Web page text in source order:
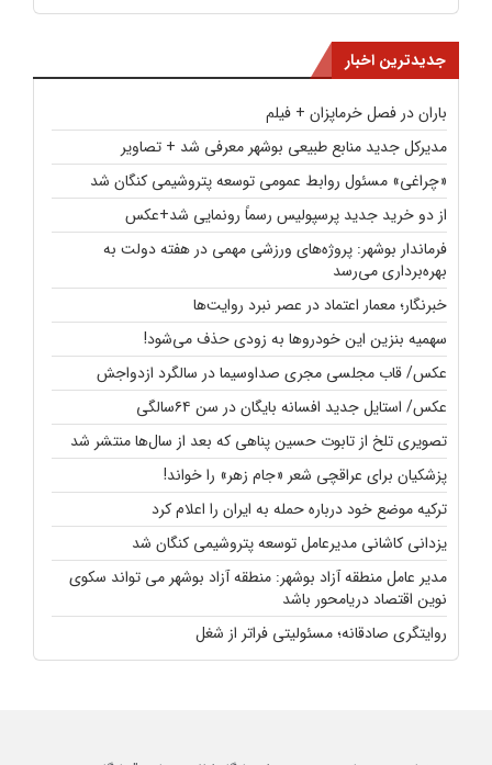
جدیدترین اخبار
باران در فصل خرماپزان + فیلم
مدیرکل جدید منابع طبیعی بوشهر معرفی شد + تصاویر
«چراغی» مسئول روابط عمومی توسعه پتروشیمی کنگان شد
از دو خرید جدید پرسپولیس رسماً رونمایی شد+عکس
فرماندار بوشهر: پروژه‌های ورزشی مهمی در هفته دولت به
بهره‌برداری می‌رسد
خبرنگار؛ معمار اعتماد در عصر نبرد روایت‌ها
سهمیه بنزین این خودروها به زودی حذف می‌شود!
عکس/ قاب مجلسی مجری صداوسیما در سالگرد ازدواجش
عکس/ استایل جدید افسانه بایگان در سن ۶۴سالگی
تصویری تلخ از تابوت حسین پناهی که بعد از سال‌ها منتشر شد
پزشکیان برای عراقچی شعر «جام زهر» را خواند!
ترکیه موضع خود درباره حمله به ایران را اعلام کرد
یزدانی کاشانی مدیرعامل توسعه پتروشیمی کنگان شد
مدیر عامل منطقه آزاد بوشهر: منطقه آزاد بوشهر می تواند سکوی
نوین اقتصاد دریامحور باشد
روایتگری صادقانه؛ مسئولیتی فراتر از شغل